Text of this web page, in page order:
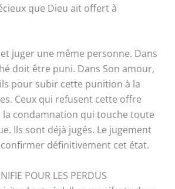
que Dieu ait offert à
juger une même personne. Dans
doit être puni. Dans Son amour,
pour subir cette punition à la
Ceux qui refusent cette offre
condamnation qui touche toute
Ils sont déjà jugés. Le jugement
définitivement cet état.
POUR LES PERDUS